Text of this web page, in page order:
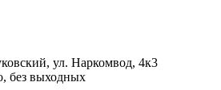
ул. Наркомвод, 4к3
без выходных